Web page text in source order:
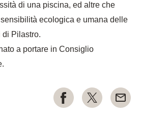
di una piscina, ed altre che
ecologica e umana delle
di Pilastro.
a portare in Consiglio